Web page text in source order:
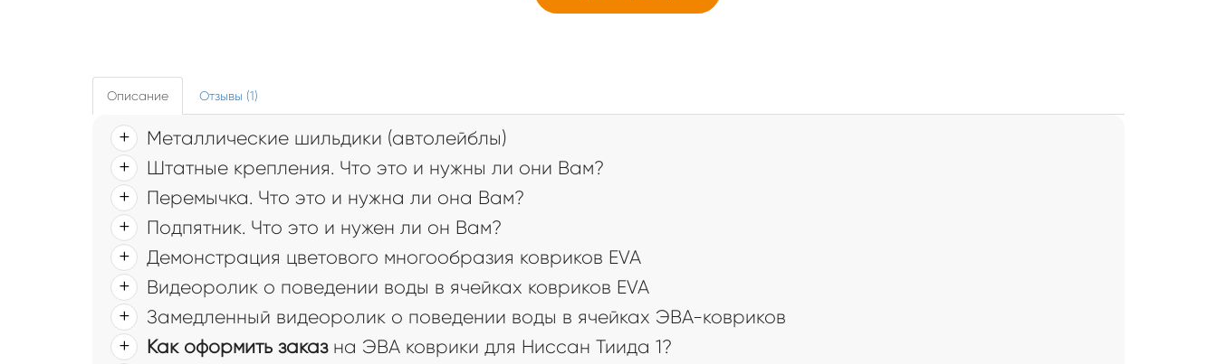
Описание Отзывы (1)
Металлические шильдики (автолейблы)
Штатные крепления. Что это и нужны ли они Вам?
Перемычка. Что это и нужна ли она Вам?
Подпятник. Что это и нужен ли он Вам?
Демонстрация цветового многообразия ковриков EVA
Видеоролик о поведении воды в ячейках ковриков EVA
Замедленный видеоролик о поведении воды в ячейках ЭВА-ковриков
Как оформить заказна ЭВА коврики для Ниссан Тиида 1?